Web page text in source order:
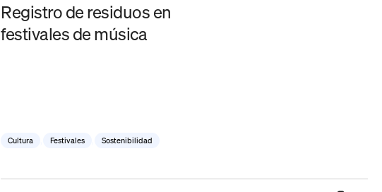
Registro de residuos en
festivales de música
Cultura Festivales Sostenibilidad